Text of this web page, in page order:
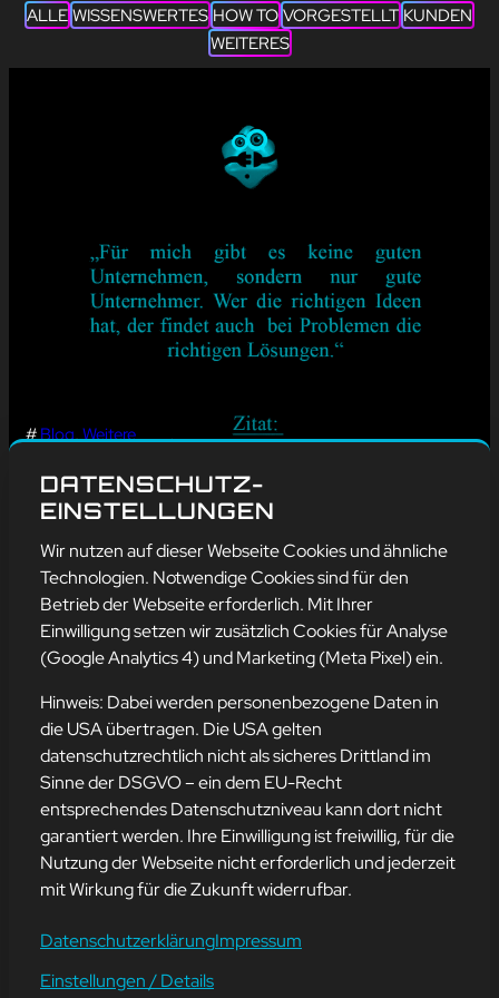
ALLE WISSENSWERTES HOW TO VORGESTELLT KUNDEN
WEITERES
#Blog, Weitere
MASCHMEYER
mehr erfahren
Adresse
mission-webstyle oHG
Bürgermeister-Regitz-Straße 40
66539 Neunkirchen
E-Mail:kontakt@mission-webstyle.de
Navigation
Webseitenerstellung
Webseite mieten
Webseiten Betreuung
Über Uns
Kontakt
Leistungen
DATENSCHUTZ-
EINSTELLUNGEN
Wir nutzen auf dieser Webseite Cookies und ähnliche
Technologien. Notwendige Cookies sind für den
Betrieb der Webseite erforderlich. Mit Ihrer
Einwilligung setzen wir zusätzlich Cookies für Analyse
(Google Analytics 4) und Marketing (Meta Pixel) ein.
Hinweis: Dabei werden personenbezogene Daten in
die USA übertragen. Die USA gelten
datenschutzrechtlich nicht als sicheres Drittland im
Sinne der DSGVO – ein dem EU-Recht
entsprechendes Datenschutzniveau kann dort nicht
garantiert werden. Ihre Einwilligung ist freiwillig, für die
Nutzung der Webseite nicht erforderlich und jederzeit
mit Wirkung für die Zukunft widerrufbar.
DatenschutzerklärungImpressum
Einstellungen / Details